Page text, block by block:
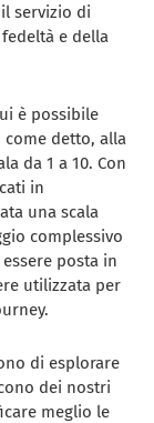
servizio di
e della
è possibile
come detto, alla
da 1 a 10. Con
in
una scala
complessivo
posta in
utilizzata per
di esplorare
dei nostri
meglio le